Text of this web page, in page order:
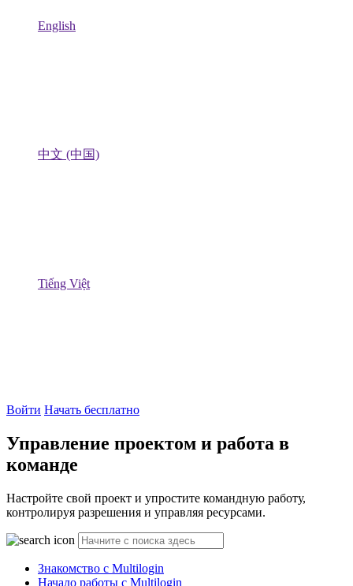
English
中文 (中国)
Tiếng Việt
Войти Начать бесплатно
Управление проектом и работа в
команде
Настройте свой проект и упростите командную работу,
контролируя разрешения и управляя ресурсами.
Знакомство с Multilogin
Начало работы с Multilogin